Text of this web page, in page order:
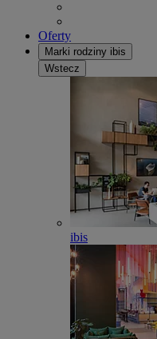
Oferty
Marki rodziny ibis
Wstecz
ibis